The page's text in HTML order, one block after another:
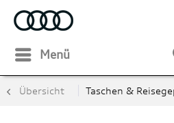
Menü
Übersicht Taschen &